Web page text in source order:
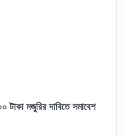
টাকা মজুরির দাবিতে সমাবেশ